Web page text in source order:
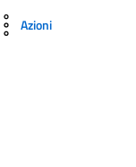
Azioni